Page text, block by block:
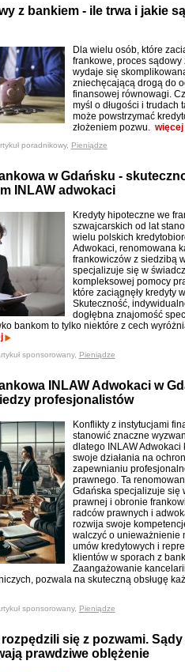
z bankiem - ile trwa i jakie
Dla wielu osób, które
frankowe, proces sądowy
wydaje się
zniechęcającą drogą do
finansowej równowagi.
myśl o długości i trudach
może powstrzymać
złożeniem pozwu. więcej
poradnikowy, Pieniądze
w Gdańsku -
INLAW adwokaci
Kredyty hipoteczne we
szwajcarskich od lat
wielu polskich
Adwokaci, renomowana
frankowiczów z siedzibą
specjalizuje się w
kompleksowej pomocy
które zaciągnęły kredyty
Skuteczność,
dogłębna znajomość
bankom to tylko niektóre z cech
sponsorowany, Pieniądze
INLAW Adwokaci w
profesjonalistów
Konflikty z instytucjami
stanowić znaczne
dlatego INLAW Adwokaci
swoje działania na
zapewnianiu
prawnego. Ta
Gdańska specjalizuje się
prawnej i obronie
radców prawnych i
rozwija swoje
walczyć o unieważnienie
umów kredytowych i
klientów w sporach z
Zaangażowanie
pozwala na skuteczną obsługę
sponsorowany, Pieniądze
się z pozwami. Sądy
prawdziwe oblężenie